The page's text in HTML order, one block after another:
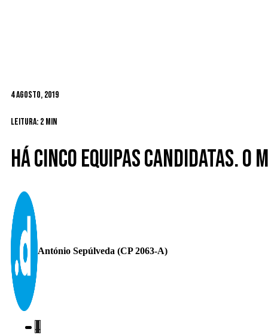
4 Agosto, 2019
Leitura: 2 min
Há cinco equipas candidatas. O
António Sepúlveda (CP 2063-A)